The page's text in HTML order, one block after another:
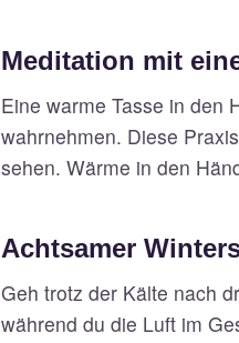
Meditation mit
Eine warme Tasse in den
wahrnehmen. Diese
sehen. Wärme in den
Achtsamer
Geh trotz der Kälte nach
während du die Luft im